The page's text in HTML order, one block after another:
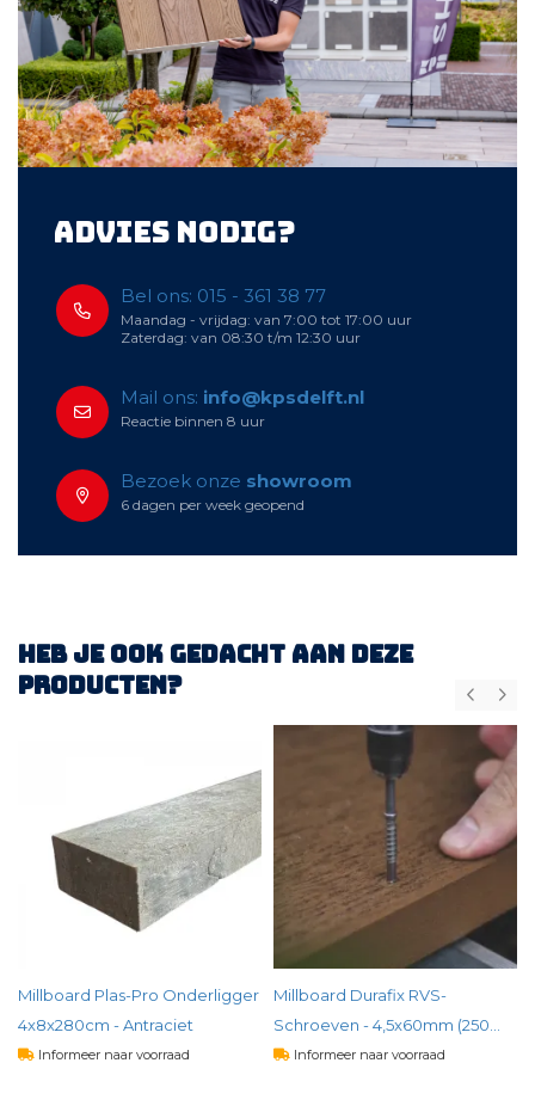
Advies nodig?
Bel ons: 015 - 361 38 77
Maandag - vrijdag: van 7:00 tot 17:00 uur
Zaterdag: van 08:30 t/m 12:30 uur
Mail ons: info@kpsdelft.nl
Reactie binnen 8 uur
Bezoek onze showroom
6 dagen per week geopend
Heb je ook gedacht aan deze
producten?
Millboard Plas-Pro Onderligger
4x8x280cm - Antraciet
Informeer naar voorraad
Millboard Durafix RVS-
Schroeven - 4,5x60mm (250
stuks incl. T15 bit)
Informeer naar voorraad